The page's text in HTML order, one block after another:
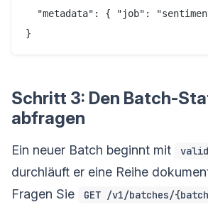
"metadata": { "job":
Schritt 3: Den Batch-
abfragen
Ein neuer Batch beginnt mit
durchläuft er eine Reihe
Fragen Sie
GET /v1/batches/